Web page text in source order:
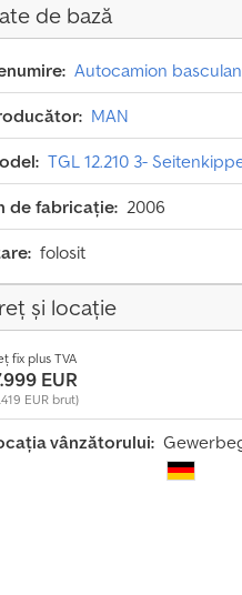
de bază
Autocamion
MAN
TGL 12.210 3-
de fabricație: 2006
folosit
și locație
fix plus TVA
EUR
EUR brut)
vânzătorului: